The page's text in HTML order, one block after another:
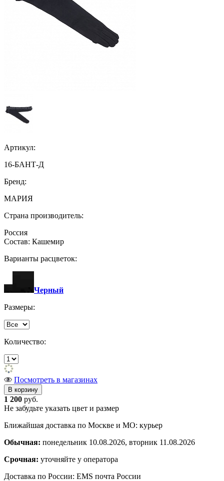
Артикул:
16-БАНТ-Д
Бренд:
МАРИЯ
Страна производитель:
Россия
Состав: Кашемир
Варианты расцветок:
Черный
Размеры:
Количество:
Посмотреть в магазинах
1 200 руб.
Не забудьте указать цвет и размер
Ближайшая доставка по Москве и МО: курьер
Обычная: понедельник 10.08.2026, вторник 11.08.2026
Срочная: уточняйте у оператора
Доставка по России: EMS почта России